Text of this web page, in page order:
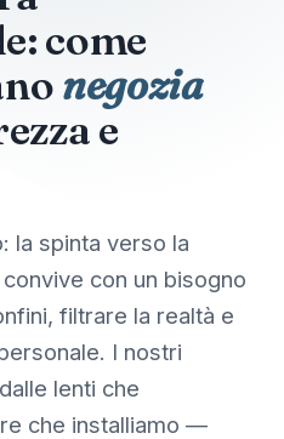
come
negozia
e
la spinta verso la
con un bisogno
filtrare la realtà e
I nostri
lenti che
che installiamo —